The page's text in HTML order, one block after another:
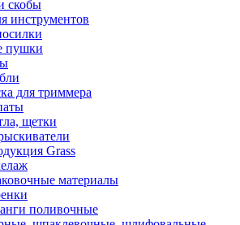
скобы
инструментов
пушки
для триммера
щетки
Grass
материалы
поливочные